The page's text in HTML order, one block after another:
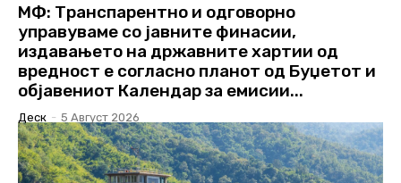
МФ: Транспарентно и одговорно
управуваме со јавните финасии,
издавањето на државните хартии од
вредност е согласно планот од Буџетот и
објавениот Календар за емисии...
Деск - 5 Август 2026